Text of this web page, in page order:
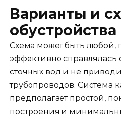
Варианты и
обустройства
Схема может быть любой,
эффективно справлялась
сточных вод и не
трубопроводов. Система
предполагает простой,
построения и